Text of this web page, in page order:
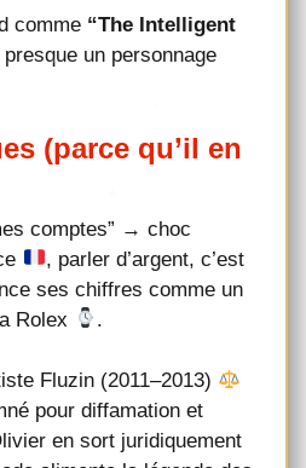
comme “The Intelligent
un personnage
(parce qu’il en
comptes” → choc
, parler d’argent, c’est
ses chiffres comme un
Rolex
.
Fluzin (2011–2013)
pour diffamation et
en sort juridiquement